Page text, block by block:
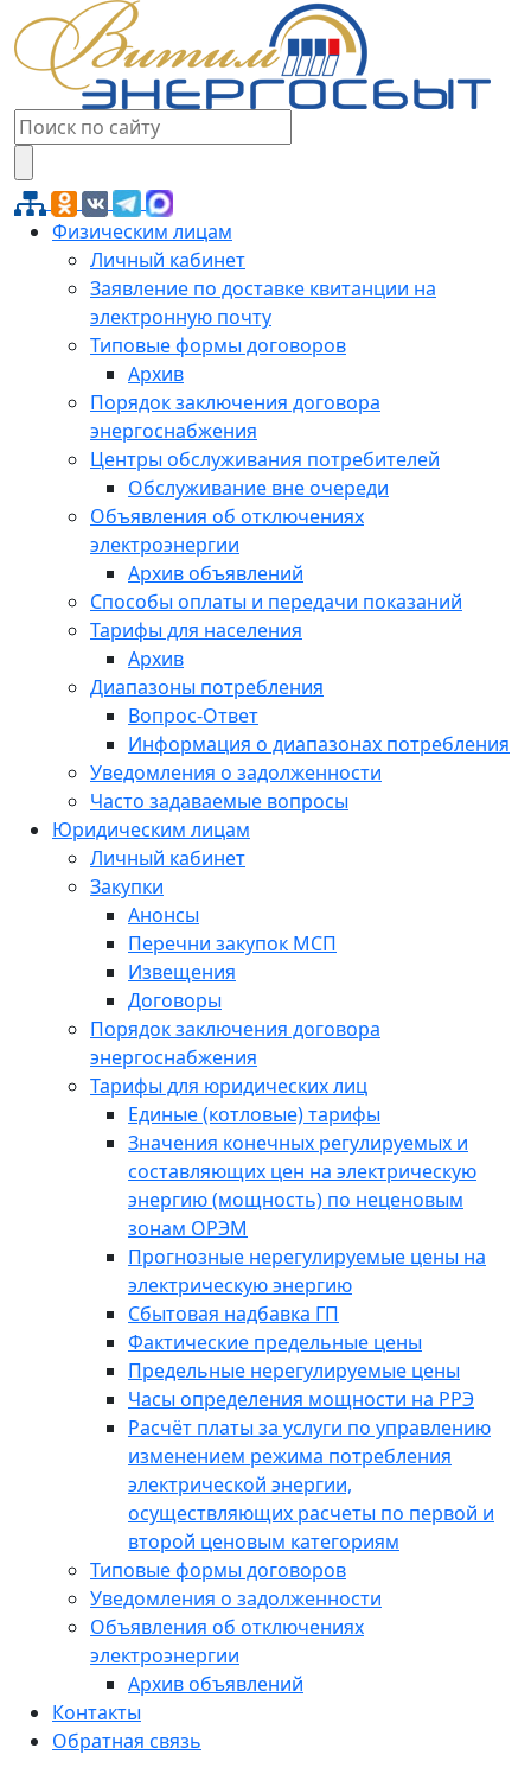
Физическим лицам
Личный кабинет
Заявление по доставке квитанции на
электронную почту
Типовые формы договоров
Архив
Порядок заключения договора
энергоснабжения
Центры обслуживания потребителей
Обслуживание вне очереди
Объявления об отключениях
электроэнергии
Архив объявлений
Способы оплаты и передачи показаний
Тарифы для населения
Архив
Диапазоны потребления
Вопрос-Ответ
Информация о диапазонах потребления
Уведомления о задолженности
Часто задаваемые вопросы
Юридическим лицам
Личный кабинет
Закупки
Анонсы
Перечни закупок МСП
Извещения
Договоры
Порядок заключения договора
энергоснабжения
Тарифы для юридических лиц
Единые (котловые) тарифы
Значения конечных регулируемых и
составляющих цен на электрическую
энергию (мощность) по неценовым
зонам ОРЭМ
Прогнозные нерегулируемые цены на
электрическую энергию
Сбытовая надбавка ГП
Фактические предельные цены
Предельные нерегулируемые цены
Часы определения мощности на РРЭ
Расчёт платы за услуги по управлению
изменением режима потребления
электрической энергии,
осуществляющих расчеты по первой и
второй ценовым категориям
Типовые формы договоров
Уведомления о задолженности
Объявления об отключениях
электроэнергии
Архив объявлений
Контакты
Обратная связь